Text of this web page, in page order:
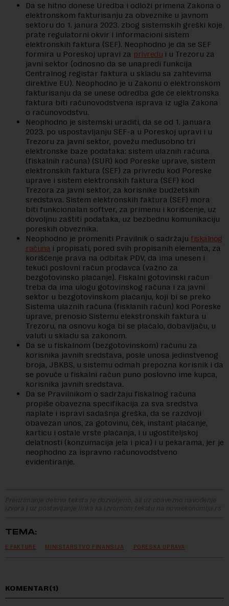
Da se hitno donese Uredba i odloži primena Zakona o
elektronskom fakturisanju za obveznike u javnom
sektoru do 1. janura 2023. zbog sistemskih greški koje
prate regulatorni okvir i informacioni sistem
elektronskih faktura (SEF). Neophodno je da se SEF
formira u Poreskoj upravi za privredu i u Trezoru za
javni sektor (odnosno da se unapredi funkcija
Centralnog registar faktura u skladu sa zahtevima
direktive EU). Neophodno je u Zakonu o elektronskom
fakturisanju da se unese odredba gde će elektronska
faktura biti računovodstvena isprava iz ugla Zakona
o računovodstvu.
Neophodno je sistemski uraditi, da se od 1. januara
2023. po uspostavljanju SEF-a u Poreskoj upravi i u
Trezoru za javni sektor, povežu međusobno tri
elektronske baze podataka: sistem ulaznih računa
(fiskalnih računa) (SUR) kod Poreske uprave, sistem
elektronskih faktura (SEF) za privredu kod Poreske
uprave i sistem elektronskih faktura (SEF) kod
Trezora za javni sektor, za korisnike budžetskih
sredstava. Sistem elektronskih faktura (SEF) mora
biti funkcionalan softver, za primenu i korišćenje, uz
dovoljnu zaštiti podataka, uz bezbednu komunikaciju
poreskih obveznika.
Neophodno je promeniti Pravilnik o sadržaju fiskalnog
računa i propisati, pored svih propisanih elementa, za
korišćenje prava na odbitak PDV, da ima unesen i
tekući poslovni račun prodavca (važno za
bezgotovinsko plaćanje). Fiskalni gotovinski račun
treba da ima ulogu gotovinskog računa i za javni
sektor u bezgotovinskom plaćanju, koji bi se preko
Sistema ulaznih računa (fisklanih račun) kod Poreske
uprave, prenosio Sistemu elekstronskih faktura u
Trezoru, na osnovu koga bi se plaćalo, dobavljaču, u
valuti u skladu sa zakonom.
Da se u fiskalnom (bezgotovinskom) računu za
korisnika javnih sredstava, posle unosa jedinstvenog
broja, JBKBS, u sistemu odmah prepozna korisnik i da
se povuče u fiskalni račun puno poslovno ime kupca,
korisnika javnih sredstava.
Da se Pravilnikom o sadržaju fiskalnog računa
propiše obavezna specifikacija za sva sredstva
naplate i ispravi sadašnja greška, da se razdvoji
obavezan unos, za gotovinu, ček, instant plaćanje,
karticu i ostale vrste plaćanja, i u ugostiteljskoj
delatnosti (konzumacija jela i pica) i u pekarama, jer je
neophodno za ispravno računovodstveno
evidentiranje.
Preuzimanje delova teksta je dozvoljeno, ali uz obavezno navođenje
izvora i uz postavljanje linka ka izvornom tekstu na novaekonomija.rs
TEMA:
E FAKTURE MINISTARSTVO FINANSIJA PORESKA UPRAVA
KOMENTAR(1)